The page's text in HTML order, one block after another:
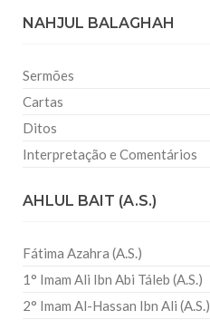
NAHJUL BALAGHAH
Sermões
Cartas
Ditos
Interpretação e Comentários
AHLUL BAIT (A.S.)
Fátima Azahra (A.S.)
1° Imam Ali Ibn Abi Táleb (A.S.)
2° Imam Al-Hassan Ibn Ali (A.S.)